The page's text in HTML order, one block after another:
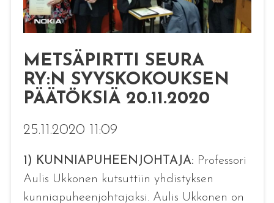
METSÄPIRTTI SEURA
RY:N SYYSKOKOUKSEN
PÄÄTÖKSIÄ 20.11.2020
25.11.2020 11:09
1) KUNNIAPUHEENJOHTAJA: Professori
Aulis Ukkonen kutsuttiin yhdistyksen
kunniapuheenjohtajaksi. Aulis Ukkonen on